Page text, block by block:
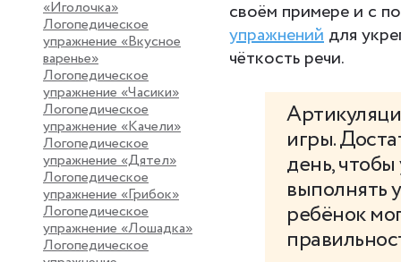
«Иголочка»
Логопедическое
упражнение «Вкусное
варенье»
Логопедическое
упражнение «Часики»
Логопедическое
упражнение «Качели»
Логопедическое
упражнение «Дятел»
Логопедическое
упражнение «Грибок»
Логопедическое
упражнение «Лошадка»
Логопедическое
своём примере и с
упражнений для
чёткость речи.
игры.
день,
выполнять
ребёнок